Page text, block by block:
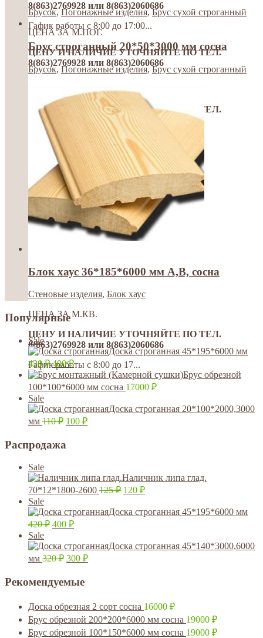
8(863)2769928 или 8(863)2060686
Гафик работы с 8:00 до 17:00...
Брусок,Погонажные изделия,Брус сухой строганный
ЦЕНА ЗА М.ПОГ.
ЦЕНУ И НАЛИЧИЕ УТОЧНЯЙТЕ ПО ТЕЛ.
8(863)2769928 или 8(863)2060686
Брус строганный 20*50*3000 мм сосна
Брусок,Погонажные изделия,Брус сухой строганный
ЦЕНА ЗА М.ПОГ.
ЦЕНУ И НАЛИЧИЕ УТОЧНЯЙТЕ ПО ТЕЛ.
8(863)2769928 или 8(863)2060686
Гафик работы с 8:00 до ...
Блок хаус 36*185*6000 мм A,B, сосна
Стеновые изделия, Блок хаус
ЦЕНА ЗА М.КВ.
ЦЕНУ И НАЛИЧИЕ УТОЧНЯЙТЕ ПО ТЕЛ.
8(863)2769928 или 8(863)2060686
Гафик работы с 8:00 до 17...
Популярные
Sale
Доска строганная 45*195*6000 мм
420₽ 400₽
Брус обрезной
100*100*6000 мм сосна 17000 ₽
Sale
Доска строганная 20*100*2000,3000
мм 110₽ 100 ₽
Распродажа
Sale
Наличник липа глад.
70*12*1800-2600 125₽ 120 ₽
Sale
Доска строганная 45*195*6000 мм
420₽ 400 ₽
Sale
Доска строганная 45*140*3000,6000
мм 320₽ 300 ₽
Рекомендуемые
Доска обрезная 2 сорт сосна 16000 ₽
Брус обрезной 200*200*6000 мм сосна 19000 ₽
Брус обрезной 100*150*6000 мм сосна 19000 ₽